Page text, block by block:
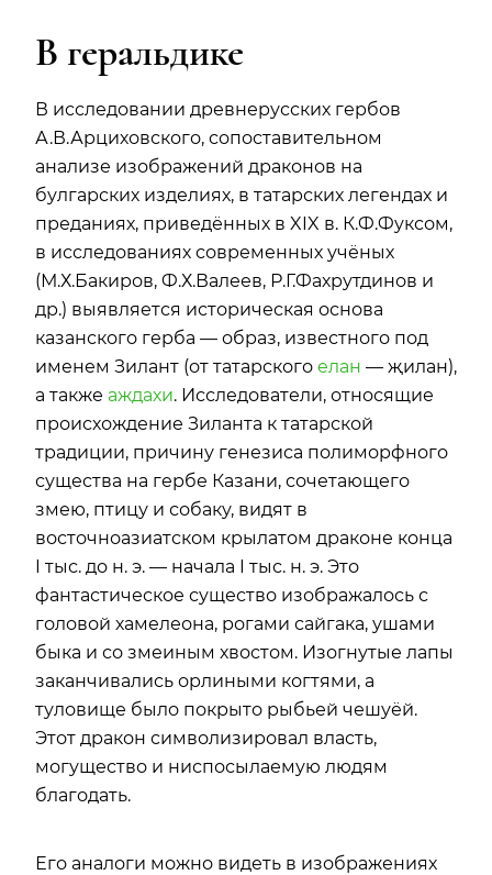
В геральдике
В исследовании древнерусских гербов
А.В.Арциховского, сопоставительном
анализе изображений драконов на
булгарских изделиях, в татарских легендах и
преданиях, приведённых в XIX в. К.Ф.Фуксом,
в исследованиях современных учёных
(М.Х.Бакиров, Ф.Х.Валеев, Р.Г.Фахрутдинов и
др.) выявляется историческая основа
казанского герба — образ, известного под
именем Зилант (от татарского елан — җилан),
а также аждахи. Исследователи, относящие
происхождение Зиланта к татарской
традиции, причину генезиса полиморфного
существа на гербе Казани, сочетающего
змею, птицу и собаку, видят в
восточноазиатском крылатом драконе конца
I тыс. до н. э. — начала I тыс. н. э. Это
фантастическое существо изображалось с
головой хамелеона, рогами сайгака, ушами
быка и со змеиным хвостом. Изогнутые лапы
заканчивались орлиными когтями, а
туловище было покрыто рыбьей чешуёй.
Этот дракон символизировал власть,
могущество и ниспосылаемую людям
благодать.
Его аналоги можно видеть в изображениях